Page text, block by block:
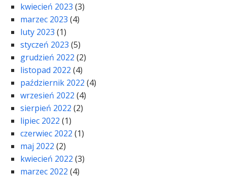
kwiecień 2023 (3)
marzec 2023 (4)
luty 2023 (1)
styczeń 2023 (5)
grudzień 2022 (2)
listopad 2022 (4)
październik 2022 (4)
wrzesień 2022 (4)
sierpień 2022 (2)
lipiec 2022 (1)
czerwiec 2022 (1)
maj 2022 (2)
kwiecień 2022 (3)
marzec 2022 (4)